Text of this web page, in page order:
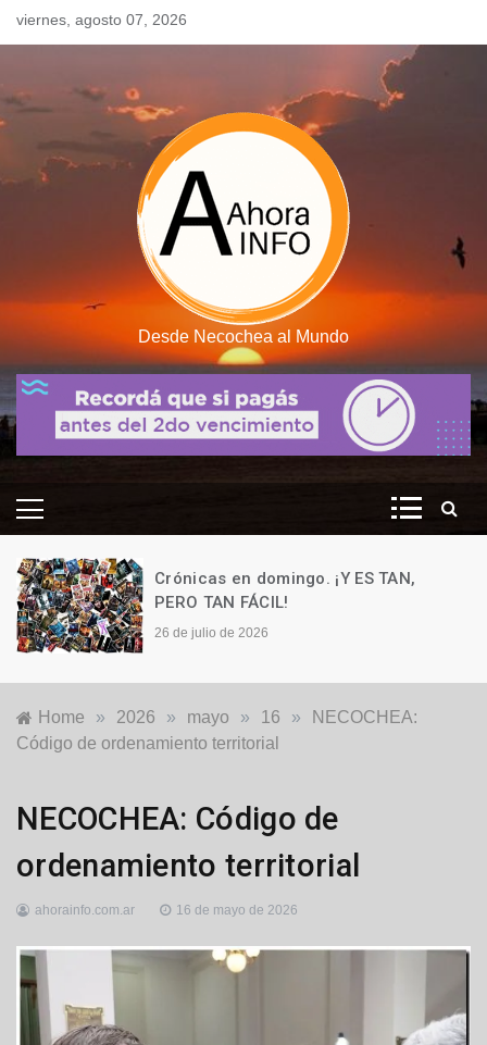
Skipviernes, agosto 07, 2026
Desde Necochea al Mundo
Crónicas en domingo. ¡Y ES TAN,
PERO TAN FÁCIL!
26 de julio de 2026
Home » 2026 » mayo » 16 »
NECOCHEA:
Código de ordenamiento territorial
Destacadas ,
Locales ,
Política
NECOCHEA: Código de
ordenamiento territorial
ahorainfo.com.ar 16 de mayo de 2026